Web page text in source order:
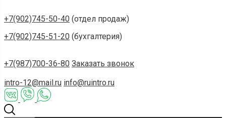
+7(902)745-50-40 (отдел продаж)
+7(902)745-51-20 (бухгалтерия)
+7(987)700-36-80 Заказать звонок
intro-12@mail.ru info@ruintro.ru